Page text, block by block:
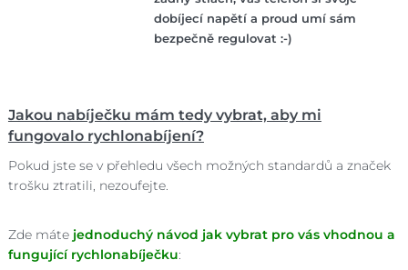
dobíjecí napětí a proud umí sám
bezpečně regulovat :-)
Jakou nabíječku mám tedy vybrat, aby mi
fungovalo rychlonabíjení?
Pokud jste se v přehledu všech možných standardů a značek
trošku ztratili, nezoufejte.
Zde máte jednoduchý návod jak vybrat pro vás vhodnou a
fungující rychlonabíječku: